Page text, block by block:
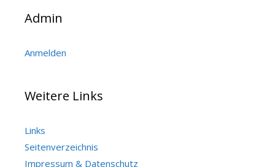
Admin
Anmelden
Weitere Links
Links
Seitenverzeichnis
Impressum & Datenschutz